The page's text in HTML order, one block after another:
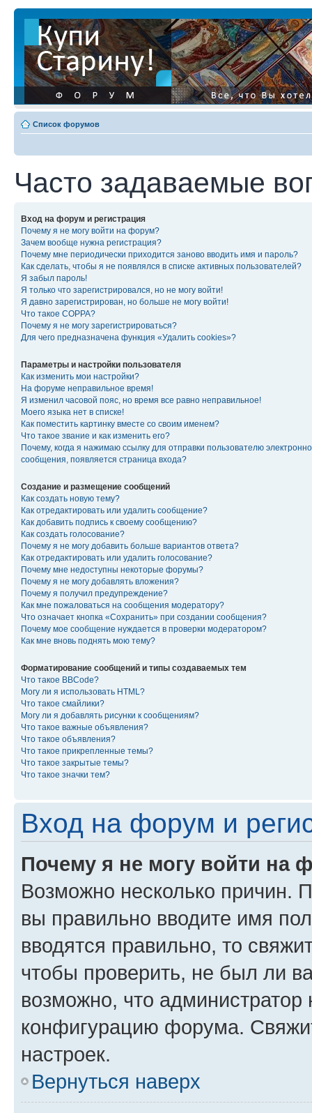
Список форумов
Часто задаваемые
Вход на форум и регистрация
Почему я не могу войти на форум?
Зачем вообще нужна регистрация?
Почему мне периодически приходится заново вводить имя и пароль?
Как сделать, чтобы я не появлялся в списке активных пользователей?
Я забыл пароль!
Я только что зарегистрировался, но не могу войти!
Я давно зарегистрирован, но больше не могу войти!
Что такое COPPA?
Почему я не могу зарегистрироваться?
Для чего предназначена функция «Удалить cookies»?
Параметры и настройки пользователя
Как изменить мои настройки?
На форуме неправильное время!
Я изменил часовой пояс, но время все равно неправильное!
Моего языка нет в списке!
Как поместить картинку вместе со своим именем?
Что такое звание и как изменить его?
Почему, когда я нажимаю ссылку для отправки пользователю
сообщения, появляется страница входа?
Создание и размещение сообщений
Как создать новую тему?
Как отредактировать или удалить сообщение?
Как добавить подпись к своему сообщению?
Как создать голосование?
Почему я не могу добавить больше вариантов ответа?
Как отредактировать или удалить голосование?
Почему мне недоступны некоторые форумы?
Почему я не могу добавлять вложения?
Почему я получил предупреждение?
Как мне пожаловаться на сообщения модератору?
Что означает кнопка «Сохранить» при создании сообщения?
Почему мое сообщение нуждается в проверки модератором?
Как мне вновь поднять мою тему?
Форматирование сообщений и типы создаваемых тем
Что такое BBCode?
Могу ли я использовать HTML?
Что такое смайлики?
Могу ли я добавлять рисунки к сообщениям?
Что такое важные объявления?
Что такое объявления?
Что такое прикрепленные темы?
Что такое закрытые темы?
Что такое значки тем?
Вход на форум и
Почему я не могу войти на
Возможно несколько причин.
вы правильно вводите имя
вводятся правильно, то
чтобы проверить, не был ли
возможно, что администратор
конфигурацию форума.
настроек.
Вернуться наверх